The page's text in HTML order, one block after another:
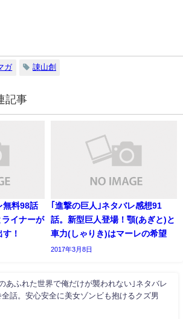
ガ 諌山創
記事
無料98話
イナーが
！
｢進撃の巨人｣ネタバレ感想91
話。新型巨人登場！顎(あぎと)と
車力(しゃりき)はマーレの希望
2017年3月8日
あふれた世界で俺だけが襲われない｣ネタバレ
話。安心安全に美女ゾンビも抱けるクズ男